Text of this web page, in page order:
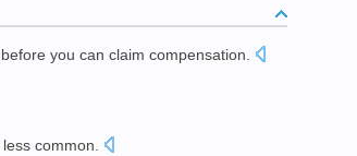
before you can claim compensation
less common